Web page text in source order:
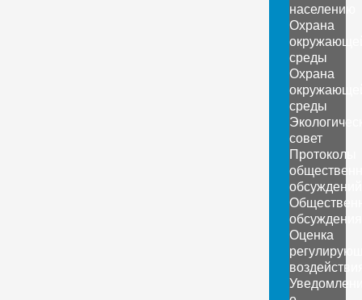
населению
Охрана
среды
Охрана
среды
совет
Протоколы
обсуждений
обсуждения
Оценка